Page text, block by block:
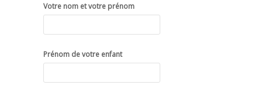
Votre nom et votre prénom
Prénom de votre enfant